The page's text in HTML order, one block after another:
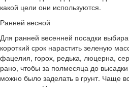
какой цели они используются.
Ранней весной
Для ранней весенней посадки
короткий срок нарастить зеленую
фацелия, горох, редька, люцерна,
рано, чтобы за полмесяца до
можно было заделать в грунт. Чаще